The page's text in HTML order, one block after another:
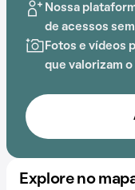
Nossa
de acessos
Fotos e vídeos
que valorizam
Explore no